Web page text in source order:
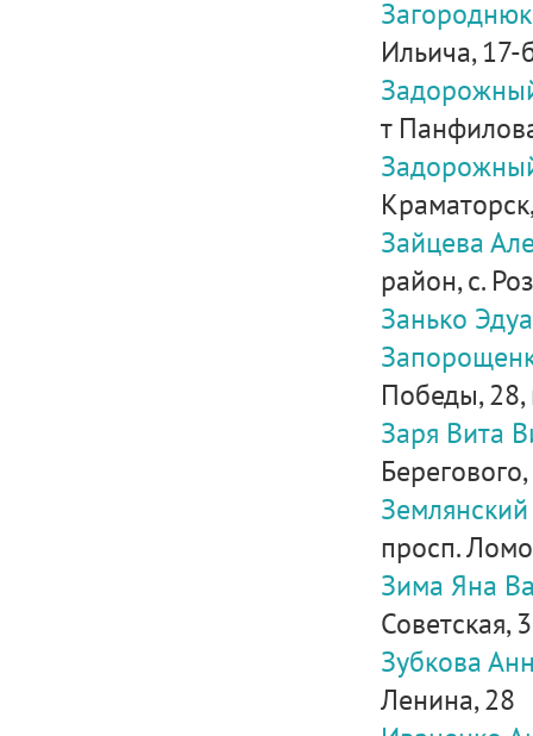
Ильича, 17-
т
Зайцева
район, с.
Занько
Победы, 28,
Заря Вита
просп.
Зима Яна
Советская,
Зубкова
Ленина, 28